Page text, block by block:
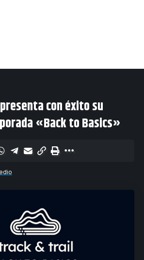
con éxito su
«Back to Basics»